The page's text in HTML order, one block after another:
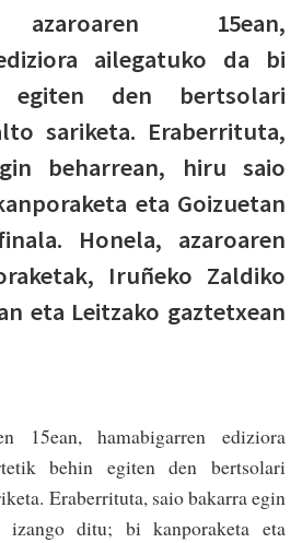
azaroaren 15ean,
ailegatuko da bi
den bertsolari
sariketa. Eraberrituta,
beharrean, hiru saio
eta Goizuetan
Honela, azaroaren
Iruñeko Zaldiko
eta Leitzako gaztetxean
15ean, hamabigarren ediziora
behin egiten den bertsolari
Eraberrituta, saio bakarra egin
izango ditu; bi kanporaketa eta